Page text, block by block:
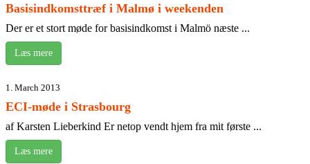
Basisindkomsttræf i Malmø i weekenden
Der er et stort møde for basisindkomst i Malmö næste ...
Læs mere
1. March 2013
ECI-møde i Strasbourg
af Karsten Lieberkind Er netop vendt hjem fra mit første ...
Læs mere